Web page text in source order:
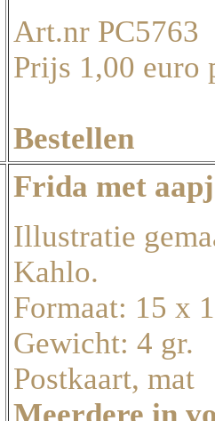
Art.nr PC5763
Prijs 1,00 euro
Bestellen
Frida met
Illustratie
Kahlo.
Formaat: 15 x
Gewicht: 4 gr.
Postkaart, mat